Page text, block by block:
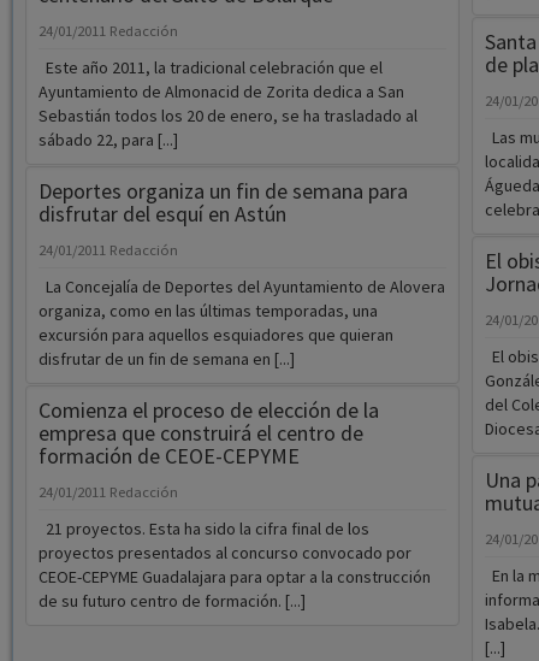
24/01/2011 Redacción
Este año 2011, la tradicional celebración que el
Ayuntamiento de Almonacid de Zorita dedica a San
Sebastián todos los 20 de enero, se ha trasladado al
sábado 22, para [...]
Deportes organiza un fin de semana para
disfrutar del esquí en Astún
24/01/2011 Redacción
La Concejalía de Deportes del Ayuntamiento de Alovera
organiza, como en las últimas temporadas, una
excursión para aquellos esquiadores que quieran
disfrutar de un fin de semana en [...]
Comienza el proceso de elección de la
empresa que construirá el centro de
formación de CEOE-CEPYME
24/01/2011 Redacción
21 proyectos. Esta ha sido la cifra final de los
proyectos presentados al concurso convocado por
CEOE-CEPYME Guadalajara para optar a la construcción
de su futuro centro de formación. [...]
de
24/01/
Las
El
24/01/
El
del
Una
24/01/
En la
[...]